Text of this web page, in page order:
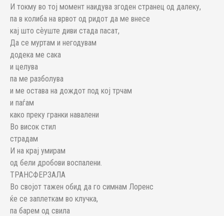
И токму во тој момент наидува згоден странец од далеку,
па в колиба на врвот од ридот да ме внесе
кај што сѐуште диви стада пасат,
Да се муртам и негодувам
додека ме сака
и целува
па ме разболува
и ме остава на дождот под кој трчам
и паѓам
како преку гранки навалени
Во висок стил
страдам
И на крај умирам
од бели дробови воспалени.
ТРАНСФЕРЗАЛА
Во својот тажен обид да го симнам Лоренс
ќе се заплеткам во клучка,
па барем од свила